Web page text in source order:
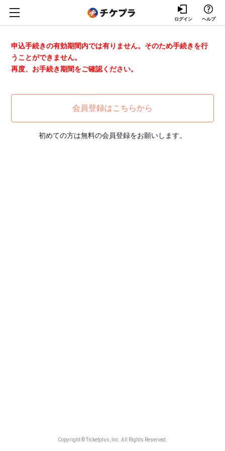
ログイン ヘルプ
申込手続きの有効期間内では有りません。そのため手続きを行
うことができません。
再度、お手続き期間をご確認ください。
会員登録はこちらから
初めての方は無料の会員登録をお願いします。
Copyright © Ticketplus, Inc. All Rights Reserved.